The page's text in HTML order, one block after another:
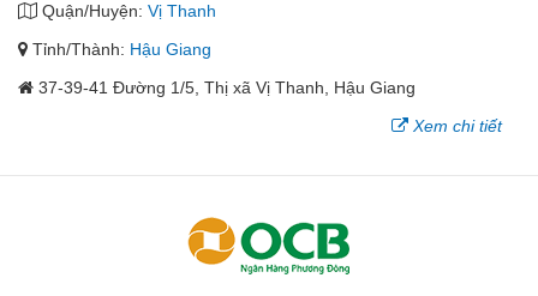
Quận/Huyện: Vị Thanh
Tỉnh/Thành: Hậu Giang
37-39-41 Đường 1/5, Thị xã Vị Thanh, Hậu Giang
Xem chi tiết